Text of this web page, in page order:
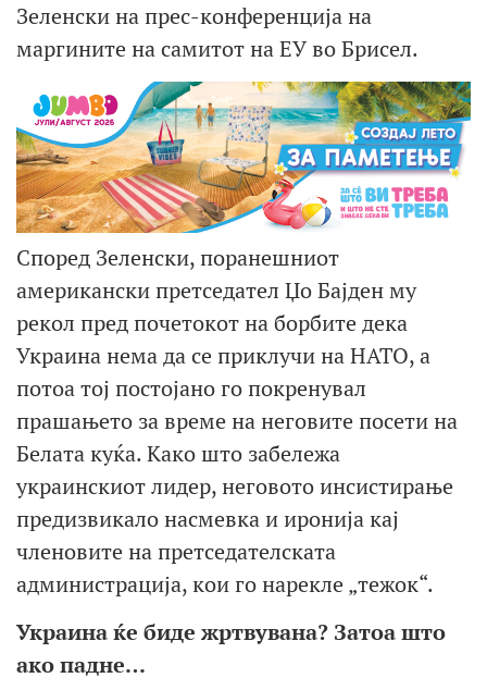
Зеленски на прес-конференција на
маргините на самитот на ЕУ во Брисел.
Според Зеленски, поранешниот
американски претседател Џо Бајден му
рекол пред почетокот на борбите дека
Украина нема да се приклучи на НАТО, а
потоа тој постојано го покренувал
прашањето за време на неговите посети на
Белата куќа. Како што забележа
украинскиот лидер, неговото инсистирање
предизвикало насмевка и иронија кај
членовите на претседателската
администрација, кои го нарекле „тежок“.
Украина ќе биде жртвувана? Затоа што
ако падне…